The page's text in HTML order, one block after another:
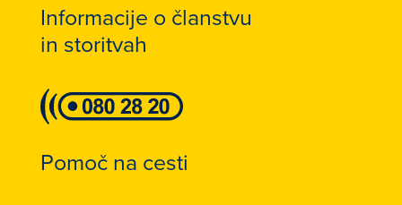
Informacije o članstvu
in storitvah
Pomoč na cesti